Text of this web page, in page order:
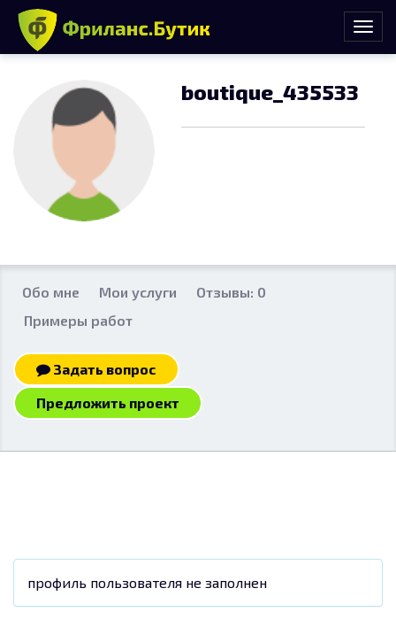
boutique_435533
Обо мне Мои услуги
Отзывы: 0
Примеры работ
Задать вопрос
Предложить проект
профиль пользователя не заполнен